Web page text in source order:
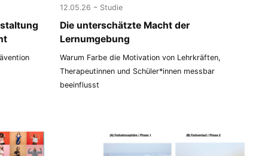
12.05.26 - Studie
Die unterschätzte Macht der
Lernumgebung
Warum Farbe die Motivation von Lehrkräften,
Therapeutinnen und Schüler*innen messbar
beeinflusst